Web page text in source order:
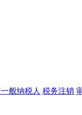
般纳税人 税务注销